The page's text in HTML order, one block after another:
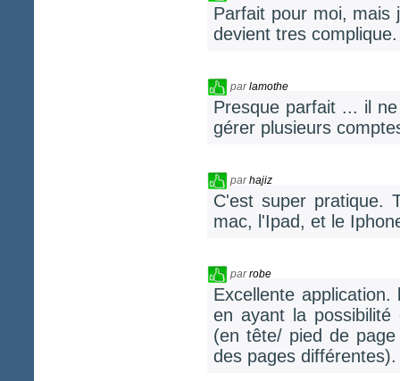
Parfait pour moi, mais
devient tres
parlamothe
Presque parfait ... il
gérer plusieurs
parhajiz
C'est super pratique.
mac, l'Ipad, et le
parrobe
Excellente
en ayant la
(en tête/ pied de
des pages